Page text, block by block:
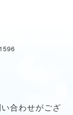
合わせがござ